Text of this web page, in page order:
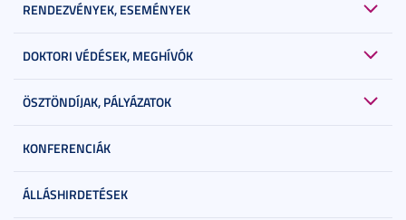
RENDEZVÉNYEK, ESEMÉNYEK
DOKTORI VÉDÉSEK, MEGHÍVÓK
ÖSZTÖNDÍJAK, PÁLYÁZATOK
KONFERENCIÁK
ÁLLÁSHIRDETÉSEK